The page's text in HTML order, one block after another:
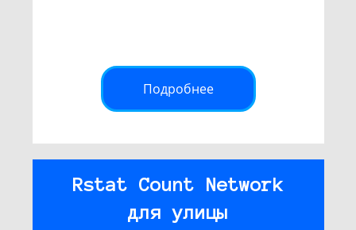
Подробнее
Rstat Count Network
для улицы